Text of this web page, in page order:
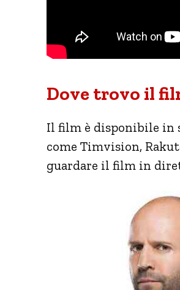
Dove trovo il
Il film è disponibile in
come Timvision,
guardare il film in